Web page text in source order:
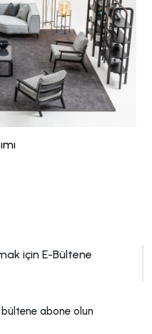
için E-Bültene
abone olun